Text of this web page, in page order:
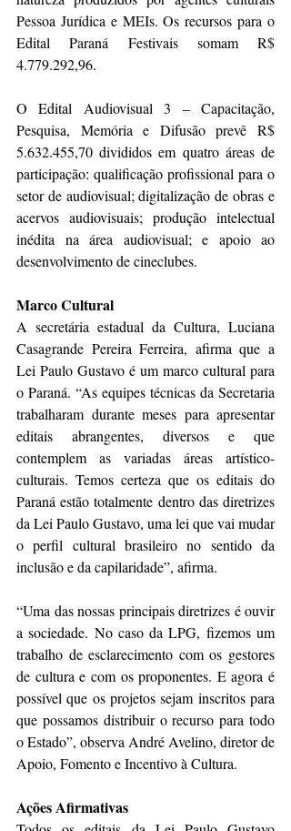
Pessoa Jurídica e MEIs. Os recursos para o
Edital Paraná Festivais somam R$
4.779.292,96.
O Edital Audiovisual 3 – Capacitação,
Pesquisa, Memória e Difusão prevê R$
5.632.455,70 divididos em quatro áreas de
participação: qualificação profissional para o
setor de audiovisual; digitalização de obras e
acervos audiovisuais; produção intelectual
inédita na área audiovisual; e apoio ao
desenvolvimento de cineclubes.
Marco Cultural
A secretária estadual da Cultura, Luciana
Casagrande Pereira Ferreira, afirma que a
Lei Paulo Gustavo é um marco cultural para
o Paraná. “As equipes técnicas da Secretaria
trabalharam durante meses para apresentar
editais abrangentes, diversos e que
contemplem as variadas áreas artístico-
culturais. Temos certeza que os editais do
Paraná estão totalmente dentro das diretrizes
da Lei Paulo Gustavo, uma lei que vai mudar
o perfil cultural brasileiro no sentido da
inclusão e da capilaridade”, afirma.
“Uma das nossas principais diretrizes é ouvir
a sociedade. No caso da LPG, fizemos um
trabalho de esclarecimento com os gestores
de cultura e com os proponentes. E agora é
possível que os projetos sejam inscritos para
que possamos distribuir o recurso para todo
o Estado”, observa André Avelino, diretor de
Apoio, Fomento e Incentivo à Cultura.
Ações Afirmativas